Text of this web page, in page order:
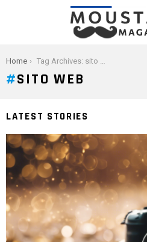
You are here:
Home Tag Archives: sito web
SITO WEB
LATEST STORIES